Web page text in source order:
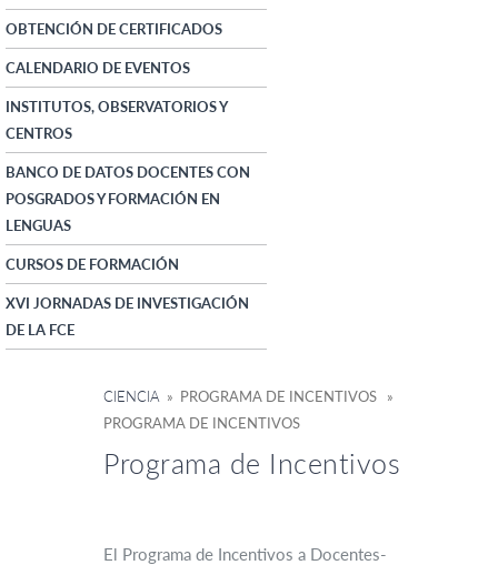
OBTENCIÓN DE CERTIFICADOS
CALENDARIO DE EVENTOS
INSTITUTOS, OBSERVATORIOS Y
CENTROS
BANCO DE DATOS DOCENTES CON
POSGRADOS Y FORMACIÓN EN
LENGUAS
CURSOS DE FORMACIÓN
XVI JORNADAS DE INVESTIGACIÓN
DE LA FCE
CIENCIA » PROGRAMA DE INCENTIVOS »
PROGRAMA DE INCENTIVOS
Programa de Incentivos
El Programa de Incentivos a Docentes-